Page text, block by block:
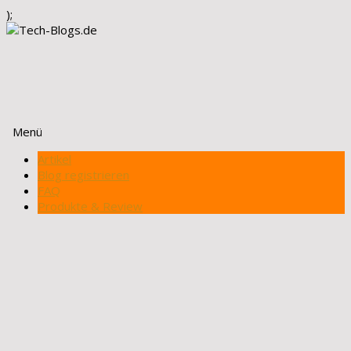
);
Menü
Zum
Inhalt
springen
Artikel
Blog registrieren
FAQ
Produkte & Review